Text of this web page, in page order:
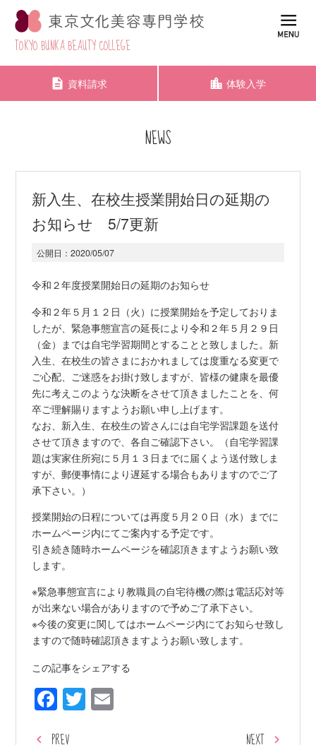
TOKYO BUNKA BEAUTY COLLEGE
資料請求 体験入学
NEWS
新入生、在校生授業開始日の延期の
お知らせ 5/7更新
公開日： 2020/05/07
令和２年度授業開始日の延期のお知らせ
令和２年５月１２日（火）に授業開始を予定しておりま
したが、緊急事態宣言の延長により令和２年５月２９日
（金）までは自宅学習期間とすることと致しました。新
入生、在校生の皆さまにおかれましては度重なる変更で
ご心配、ご迷惑をお掛け致しますが、皆様の健康を最優
先に考えこのような決断をさせて頂きましたことを、何
卒ご理解賜りますようお願い申し上げます。
なお、新入生、在校生の皆さんには自宅学習課題を送付
させて頂きますので、各自ご確認下さい。（自宅学習課
題は実家住所宛に５月１３日までに届くよう送付致しま
すが、郵便事情により遅延する場合もありますのでご了
承下さい。）
授業開始の日程については再度５月２０日（水）までに
ホームページ内にてご案内する予定です。
引き続き随時ホームページを確認頂きますようお願い致
します。
※緊急事態宣言により教職員の自宅待機の際は電話応対等
が出来ない場合がありますので予めご了承下さい。
※今後の変更に関してはホームページ内にてお知らせ致し
ますので随時確認頂きますようお願い致します。
この記事をシェアする
Facebook
Twitter
Email
PREV NEXT